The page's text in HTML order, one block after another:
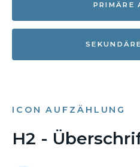
PRIMÄRE
ICON AUFZÄHLUNG
H2 -